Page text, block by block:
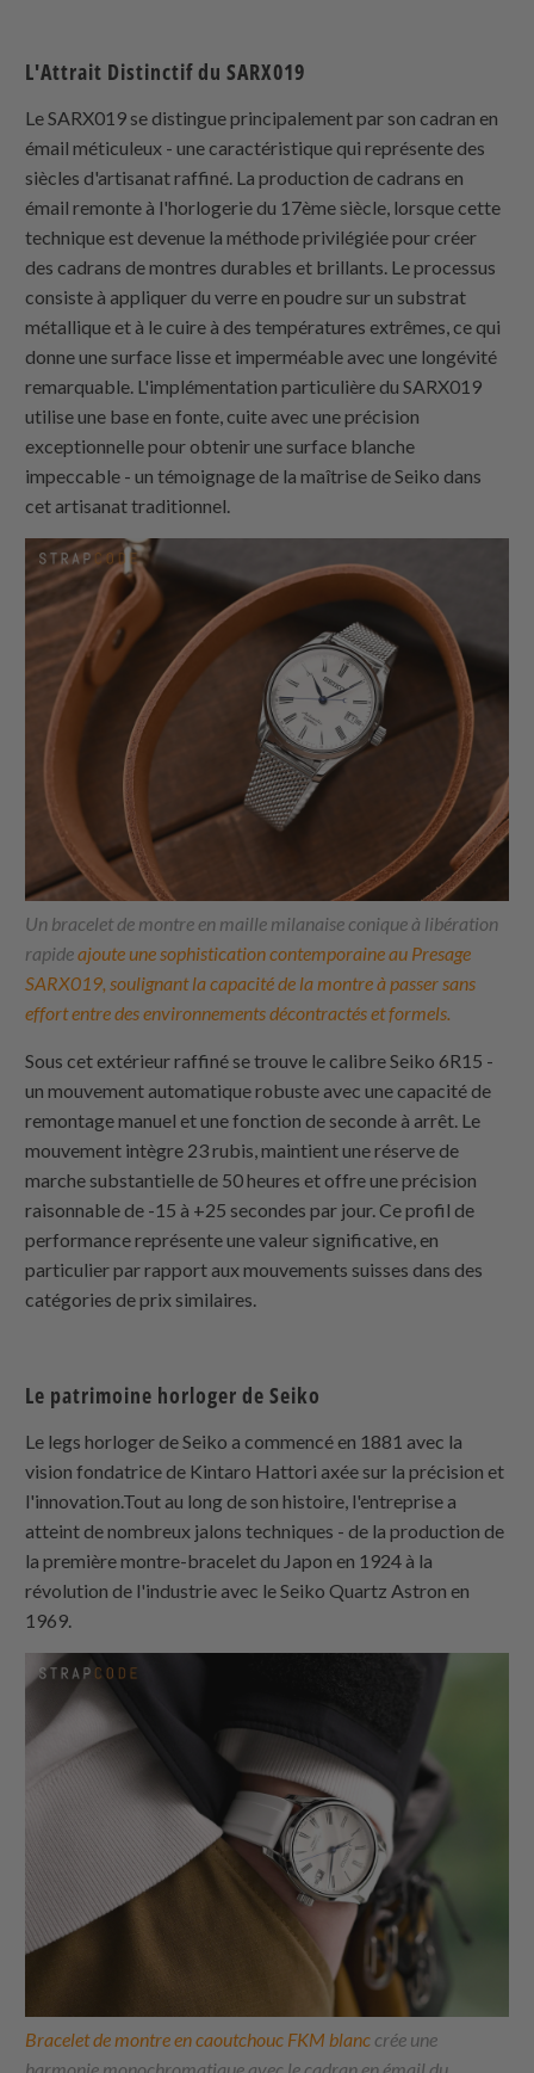
L'Attrait Distinctif du SARX019
Le SARX019 se distingue principalement par son cadran en
émail méticuleux - une caractéristique qui représente des
siècles d'artisanat raffiné. La production de cadrans en
émail remonte à l'horlogerie du 17ème siècle, lorsque cette
technique est devenue la méthode privilégiée pour créer
des cadrans de montres durables et brillants. Le processus
consiste à appliquer du verre en poudre sur un substrat
métallique et à le cuire à des températures extrêmes, ce qui
donne une surface lisse et imperméable avec une longévité
remarquable. L'implémentation particulière du SARX019
utilise une base en fonte, cuite avec une précision
exceptionnelle pour obtenir une surface blanche
impeccable - un témoignage de la maîtrise de Seiko dans
cet artisanat traditionnel.
Un bracelet de montre en maille milanaise conique à libération
rapideajoute une sophistication contemporaine au Presage
SARX019, soulignant la capacité de la montre à passer sans
effort entre des environnements décontractés et formels.
Sous cet extérieur raffiné se trouve le calibre Seiko 6R15 -
un mouvement automatique robuste avec une capacité de
remontage manuel et une fonction de seconde à arrêt. Le
mouvement intègre 23 rubis, maintient une réserve de
marche substantielle de 50 heures et offre une précision
raisonnable de -15 à +25 secondes par jour. Ce profil de
performance représente une valeur significative, en
particulier par rapport aux mouvements suisses dans des
catégories de prix similaires.
Le patrimoine horloger de Seiko
Le legs horloger de Seiko a commencé en 1881 avec la
vision fondatrice de Kintaro Hattori axée sur la précision et
l'innovation.Tout au long de son histoire, l'entreprise a
atteint de nombreux jalons techniques - de la production de
la première montre-bracelet du Japon en 1924 à la
révolution de l'industrie avec le Seiko Quartz Astron en
1969.
Bracelet de montre en caoutchouc FKM blanc crée une
harmonie monochromatique avec le cadran en émail du